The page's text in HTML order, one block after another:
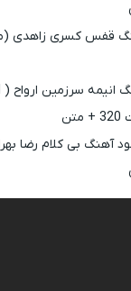
قفس کسری زاهدی
آهنگ بی کلام رضا